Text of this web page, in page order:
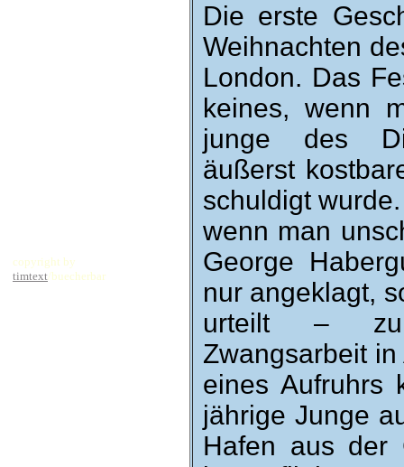
copyright by
timtext/buecherbar
Die erste
Weih­nachten
London. Das
keines, wenn
junge des
äußerst
schul­digt
wenn man
George
nur an­geklagt,
ur­teilt – zu
Zwangs­arbeit
eines Auf­ruhrs
jährige Junge
Hafen aus der